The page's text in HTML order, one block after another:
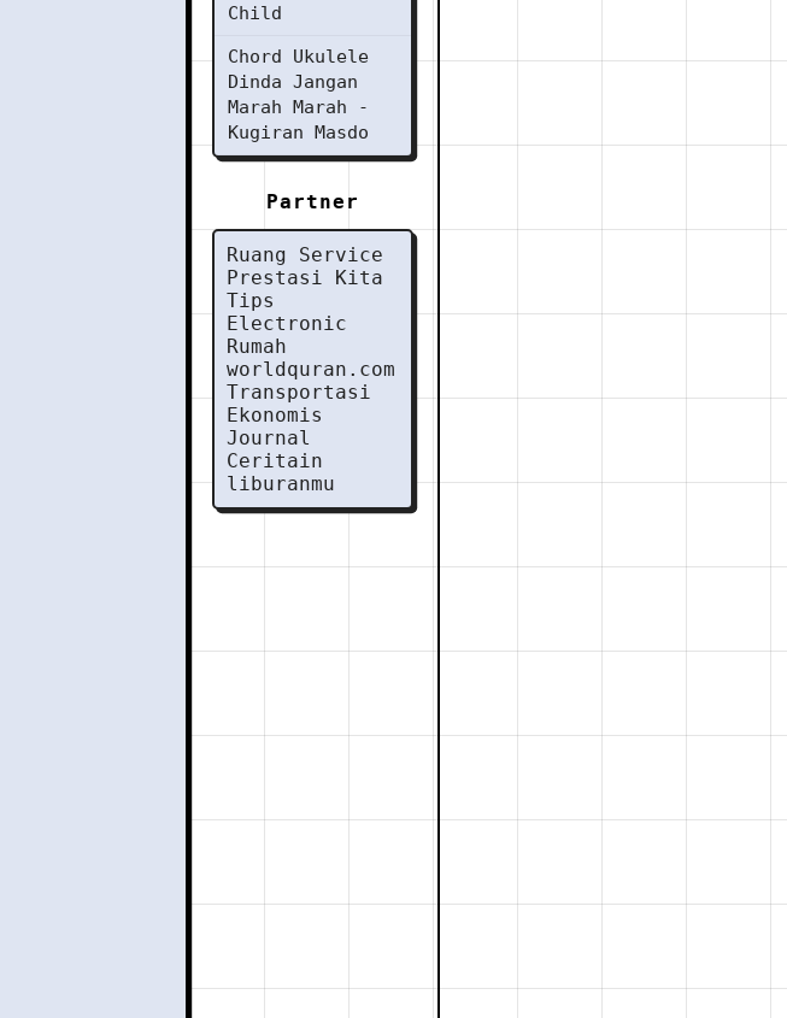
Child
Chord Ukulele
Dinda Jangan
Marah Marah -
Kugiran Masdo
Partner
Ruang Service
Prestasi Kita
Tips
Electronic
Rumah
worldquran.com
Transportasi
Ekonomis
Journal
Ceritain
liburanmu